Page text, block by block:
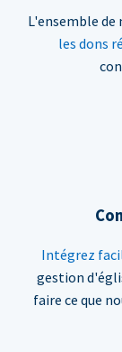
L'ensemble de
les dons
Intégrez
gestion
faire ce que